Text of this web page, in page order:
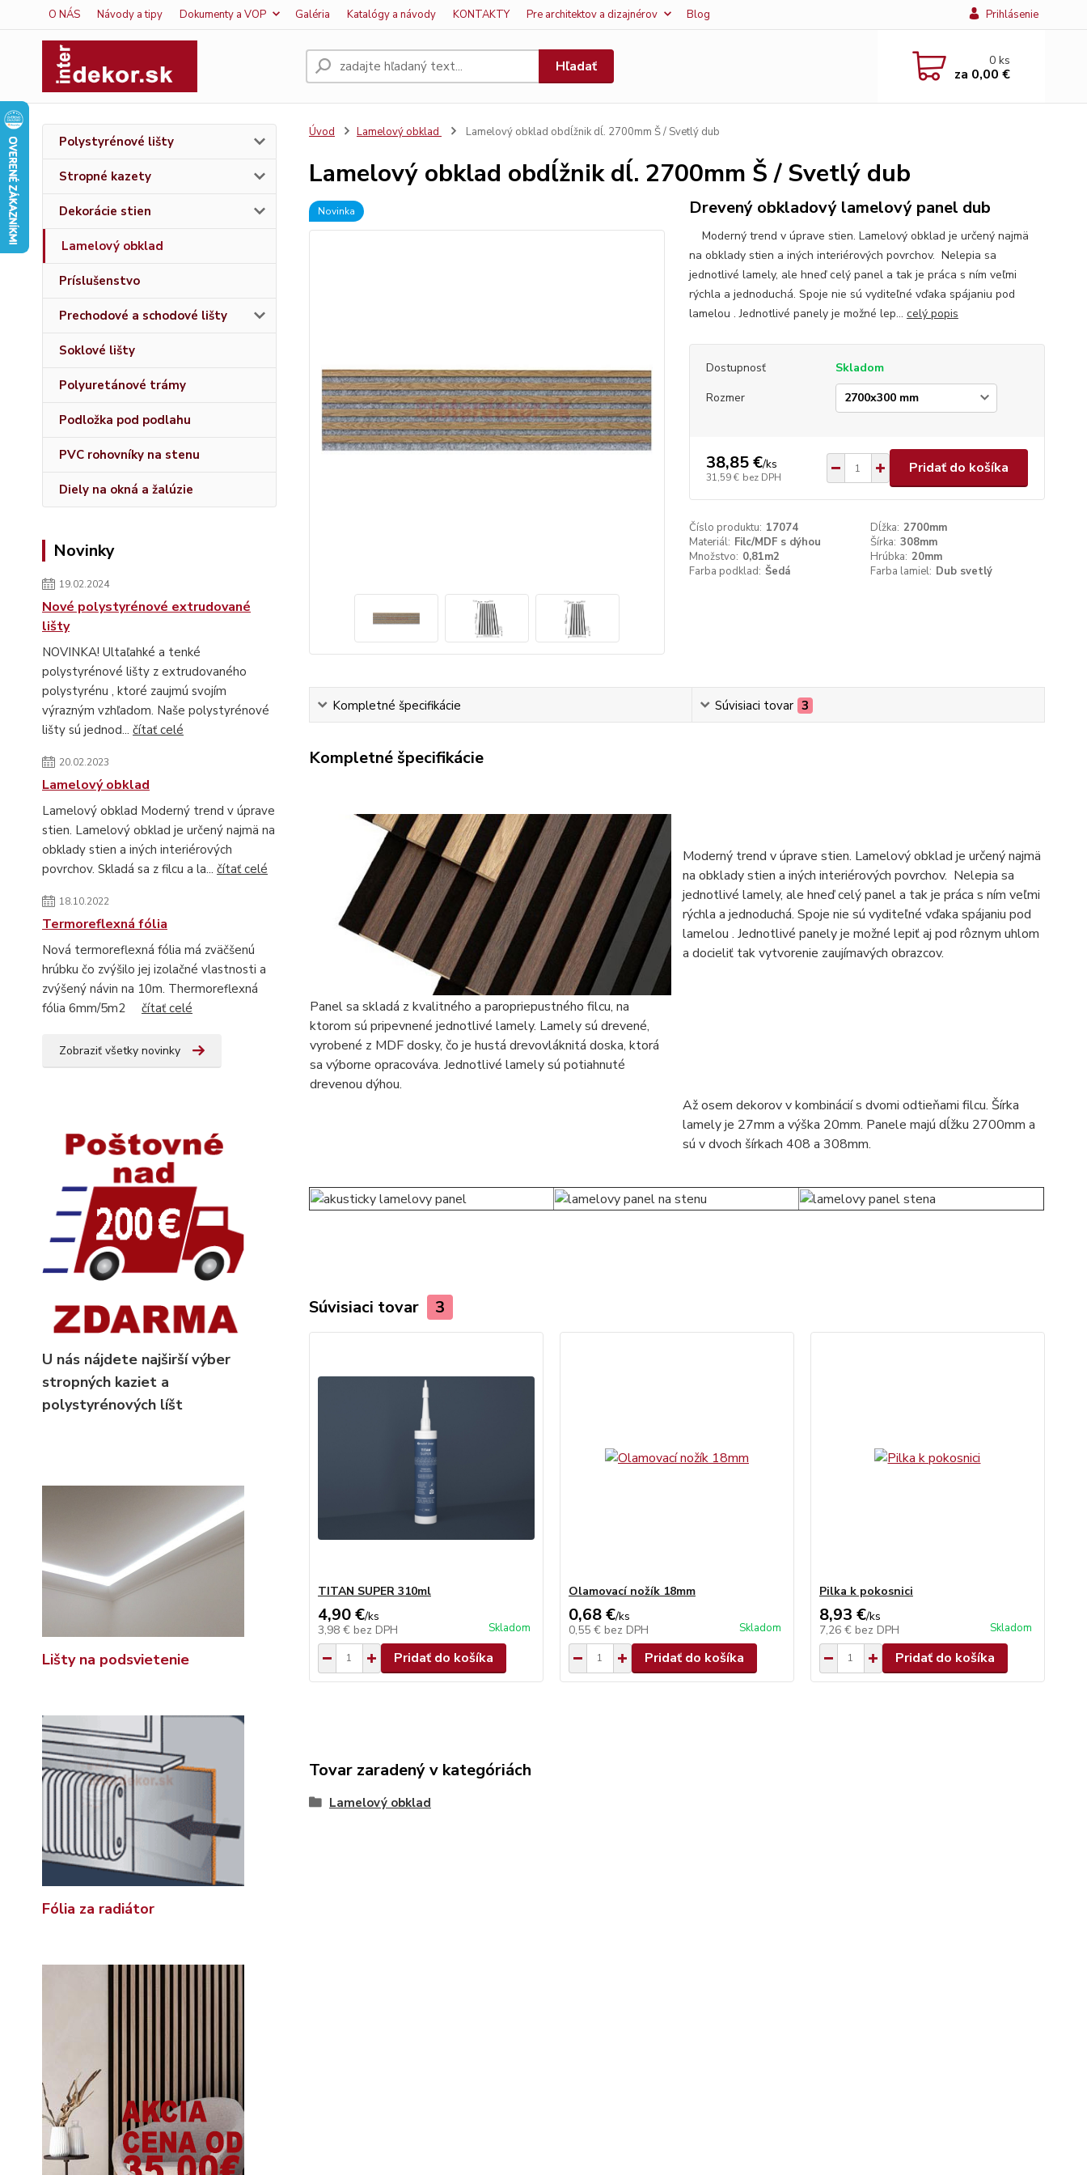
O NÁS Návody a tipy Dokumenty a VOP Galéria Katalógy a návody KONTAKTY Pre architektov a dizajnérov Blog Prihlásenie
Hľadať 0ks
za 0,00 €
Polystyrénové lišty
Stropné kazety
Dekorácie stien
Lamelový obklad
Príslušenstvo
Prechodové a schodové lišty
Soklové lišty
Polyuretánové trámy
Podložka pod podlahu
PVC rohovníky na stenu
Diely na okná a žalúzie
Novinky
19.02.2024
Nové polystyrénové extrudované
lišty
NOVINKA! Ultaľahké a tenké
polystyrénové lišty z extrudovaného
polystyrénu , ktoré zaujmú svojím
výrazným vzhľadom. Naše polystyrénové
lišty sú jednod... čítať celé
20.02.2023
Lamelový obklad
Lamelový obklad Moderný trend v úprave
stien. Lamelový obklad je určený najmä na
obklady stien a iných interiérových
povrchov. Skladá sa z filcu a la... čítať celé
18.10.2022
Termoreflexná fólia
Nová termoreflexná fólia má zväčšenú
hrúbku čo zvýšilo jej izolačné vlastnosti a
zvýšený návin na 10m. Thermoreflexná
fólia 6mm/5m2 čítať celé
Zobraziť všetky novinky
U nás nájdete najširší výber
stropných kaziet a
polystyrénových líšt
Lišty na podsvietenie
Fólia za radiátor
Úvod Lamelový obklad Lamelový obklad obdĺžnik dĺ. 2700mm Š / Svetlý dub
Lamelový obklad obdĺžnik dĺ. 2700mm Š / Svetlý dub
Novinka Drevený obkladový lamelový panel dub
Moderný trend v úprave stien. Lamelový obklad je určený najmä
na obklady stien a iných interiérových povrchov. Nelepia sa
jednotlivé lamely, ale hneď celý panel a tak je práca s ním veľmi
rýchla a jednoduchá. Spoje nie sú vyditeľné vďaka spájaniu pod
lamelou . Jednotlivé panely je možné lep... celý popis
Dostupnosť
Skladom
Rozmer
38,85 €/ks
31,59 € bez DPH
Pridať do košíka
Číslo produktu: 17074 Dĺžka: 2700mm
Materiál: Filc/MDF s dýhou Šírka: 308mm
Množstvo: 0,81m2 Hrúbka: 20mm
Farba podklad: Šedá Farba lamiel: Dub svetlý
Kompletné špecifikácie Súvisiaci tovar 3
Kompletné špecifikácie
Moderný trend v úprave stien. Lamelový obklad je určený najmä
na obklady stien a iných interiérových povrchov. Nelepia sa
jednotlivé lamely, ale hneď celý panel a tak je práca s ním veľmi
rýchla a jednoduchá. Spoje nie sú vyditeľné vďaka spájaniu pod
lamelou . Jednotlivé panely je možné lepiť aj pod rôznym uhlom
a docieliť tak vytvorenie zaujímavých obrazcov.
Panel sa skladá z kvalitného a paropriepustného filcu, na
ktorom sú pripevnené jednotlivé lamely. Lamely sú drevené,
vyrobené z MDF dosky, čo je hustá drevovláknitá doska, ktorá
sa výborne opracováva. Jednotlivé lamely sú potiahnuté
drevenou dýhou.
Až osem dekorov v kombinácií s dvomi odtieňami filcu. Šírka
lamely je 27mm a výška 20mm. Panele majú dĺžku 2700mm a
sú v dvoch šírkach 408 a 308mm.
Súvisiaci tovar 3
TITAN SUPER 310ml
4,90 €/ks
3,98 € bez DPH Skladom
Pridať do košíka
Olamovací nožík 18mm
0,68 €/ks
0,55 € bez DPH Skladom
Pridať do košíka
Pilka k pokosnici
8,93 €/ks
7,26 € bez DPH Skladom
Pridať do košíka
Tovar zaradený v kategóriách
Lamelový obklad